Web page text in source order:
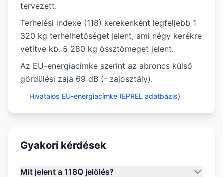
tervezett.
Terhelési indexe (118) kerekenként legfeljebb 1
320 kg terhelhetőséget jelent, ami négy kerékre
vetítve kb. 5 280 kg össztömeget jelent.
Az EU-energiacímke szerint az abroncs külső
gördülési zaja 69 dB (- zajosztály).
Hivatalos EU-energiacímke (EPREL adatbázis)
Gyakori kérdések
Mit jelent a 118Q jelölés?